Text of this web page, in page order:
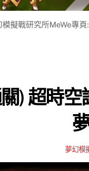
模擬戰研究所MeWe專
) 超時
夢幻模